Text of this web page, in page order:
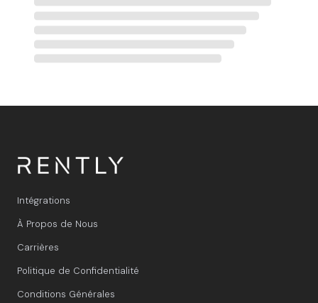
Intégrations
À Propos de Nous
Carrières
Politique de Confidentialité
Conditions Générales